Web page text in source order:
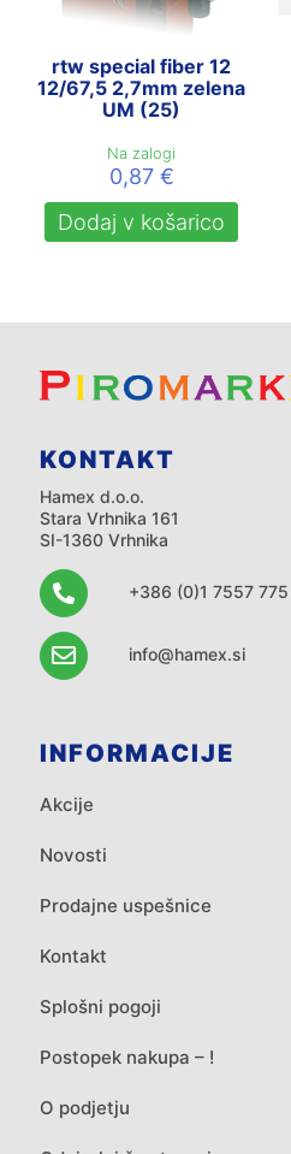
rtw special fiber 12
12/67,5 2,7mm zelena
UM (25)
Na zalogi
0,87 €
Dodaj v košarico
KONTAKT
Hamex d.o.o.
Stara Vrhnika 161
SI-1360 Vrhnika
+386 (0)1 7557 775
info@hamex.si
INFORMACIJE
Akcije
Novosti
Prodajne uspešnice
Kontakt
Splošni pogoji
Postopek nakupa – !
O podjetju